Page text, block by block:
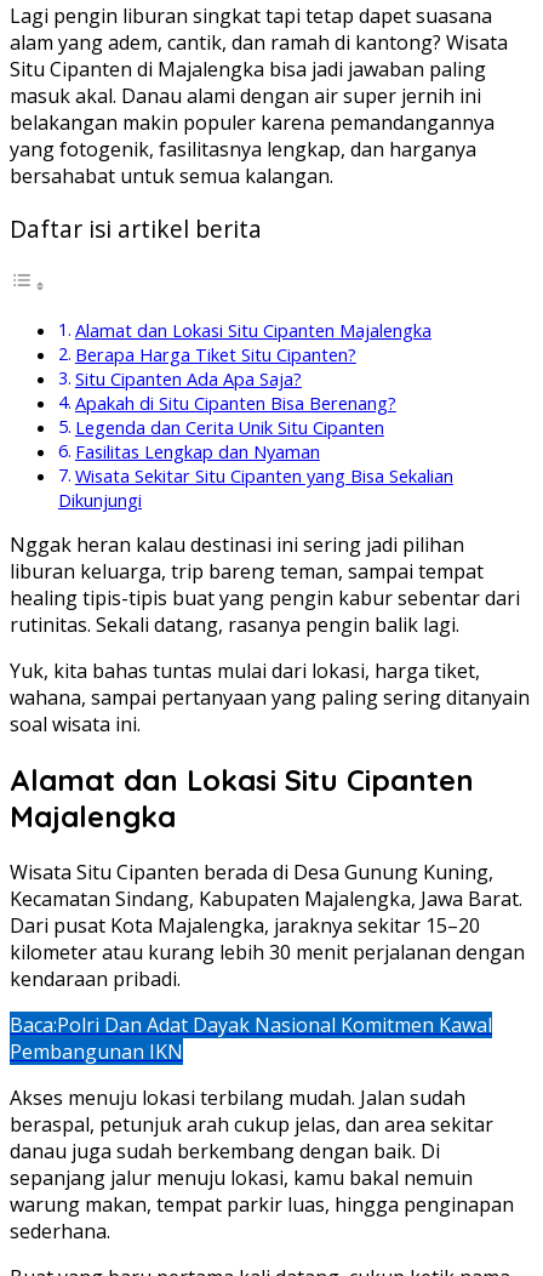
Lagi pengin liburan singkat tapi tetap dapet suasana
alam yang adem, cantik, dan ramah di kantong? Wisata
Situ Cipanten di Majalengka bisa jadi jawaban paling
masuk akal. Danau alami dengan air super jernih ini
belakangan makin populer karena pemandangannya
yang fotogenik, fasilitasnya lengkap, dan harganya
bersahabat untuk semua kalangan.
Daftar isi artikel berita
Alamat dan Lokasi Situ Cipanten Majalengka
Berapa Harga Tiket Situ Cipanten?
Situ Cipanten Ada Apa Saja?
Apakah di Situ Cipanten Bisa Berenang?
Legenda dan Cerita Unik Situ Cipanten
Fasilitas Lengkap dan Nyaman
Wisata Sekitar Situ Cipanten yang Bisa Sekalian
Dikunjungi
Nggak heran kalau destinasi ini sering jadi pilihan
liburan keluarga, trip bareng teman, sampai tempat
healing tipis-tipis buat yang pengin kabur sebentar dari
rutinitas. Sekali datang, rasanya pengin balik lagi.
Yuk, kita bahas tuntas mulai dari lokasi, harga tiket,
wahana, sampai pertanyaan yang paling sering ditanyain
soal wisata ini.
Alamat dan Lokasi Situ Cipanten
Majalengka
Wisata Situ Cipanten berada di Desa Gunung Kuning,
Kecamatan Sindang, Kabupaten Majalengka, Jawa Barat.
Dari pusat Kota Majalengka, jaraknya sekitar 15–20
kilometer atau kurang lebih 30 menit perjalanan dengan
kendaraan pribadi.
Baca:Polri Dan Adat Dayak Nasional Komitmen Kawal
Pembangunan IKN
Akses menuju lokasi terbilang mudah. Jalan sudah
beraspal, petunjuk arah cukup jelas, dan area sekitar
danau juga sudah berkembang dengan baik. Di
sepanjang jalur menuju lokasi, kamu bakal nemuin
warung makan, tempat parkir luas, hingga penginapan
sederhana.